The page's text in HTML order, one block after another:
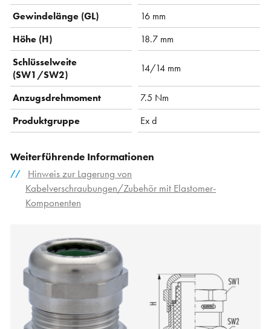
Gewindelänge (GL)
16 mm
Höhe (H)
18.7 mm
Schlüsselweite
(SW1/SW2)
14/14 mm
Anzugsdrehmoment
7.5 Nm
Produktgruppe
Ex d
Weiterführende Informationen
Hinweis zur Lagerung von
Kabelverschraubungen/Zubehör mit Elastomer-
Komponenten